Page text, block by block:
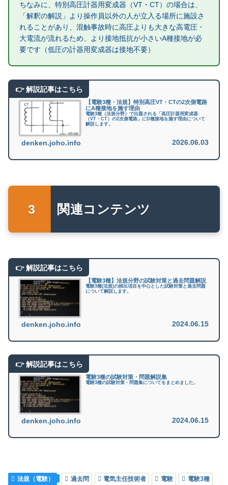
ちなみに、特別高圧計器用変成器（VT・CT）の場合は、
「解釈の解説」より操作員以外の人が立入る場所に施設さ
れることがあり、混触事故時に高圧よりも大きな高電圧・
大電流が流れるため、より接地抵抗が小さいA種接地が必
要です（低圧の計器用変成器は接地不要）
【電験3種・法規】特別高圧VT・CTの2次側電路
にA種接地を施す理由
電験3種（法規分野）で出題される「高圧計器用変成器
（VT・CT）の2次側電路」にD種接地を施す理由について
解説します。
denken.joho.info 2026.06.03
関連コンテンツ
【電験3種】法規分野の試験対策と過去問題解説
電験3種(法規)の頻出項目を中心とした試験対策と過去問題
について解説します。
denken.joho.info 2024.06.15
電験3種の試験対策・問題解説集
電験3種の試験対策・問題集についてをまとめました。
denken.joho.info 2024.06.15
法規（電験） 過去問 電気主任技術者 電験 電験3種